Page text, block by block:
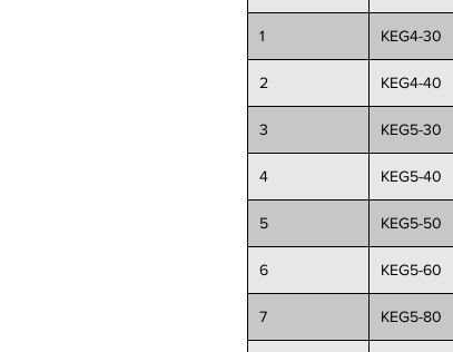
1 KEG4-30
2 KEG4-40
3 KEG5-30
4 KEG5-40
5 KEG5-50
6 KEG5-60
7 KEG5-80